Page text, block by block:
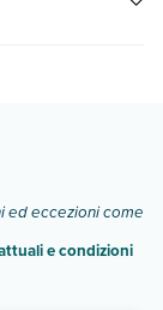
e scegli
ed eccezioni come
e condizioni